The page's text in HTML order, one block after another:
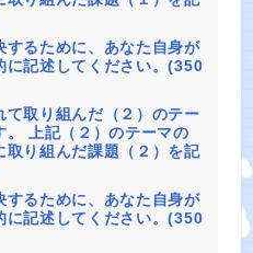
するために、あなた自身が
に記述してください。(350
て取り組んだ（２）のテー
。 上記（２）のテーマの
取り組んだ課題（２）を記
するために、あなた自身が
に記述してください。(350